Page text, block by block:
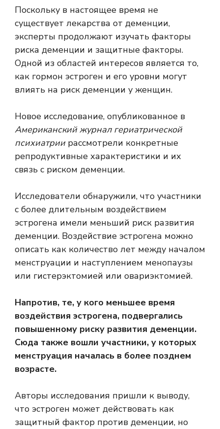
Поскольку в настоящее время не
существует лекарства от деменции,
эксперты продолжают изучать факторы
риска деменции и защитные факторы.
Одной из областей интересов является то,
как гормон эстроген и его уровни могут
влиять на риск деменции у женщин.
Новое исследование, опубликованное в
Американский журнал гериатрической
психиатриирассмотрели конкретные
репродуктивные характеристики и их
связь с риском деменции.
Исследователи обнаружили, что участники
с более длительным воздействием
эстрогена имели меньший риск развития
деменции. Воздействие эстрогена можно
описать как количество лет между началом
менструации и наступлением менопаузы
или гистерэктомией или овариэктомией.
Напротив, те, у кого меньшее время
воздействия эстрогена, подвергались
повышенному риску развития деменции.
Сюда также вошли участники, у которых
менструация началась в более позднем
возрасте.
Авторы исследования пришли к выводу,
что эстроген может действовать как
защитный фактор против деменции, но